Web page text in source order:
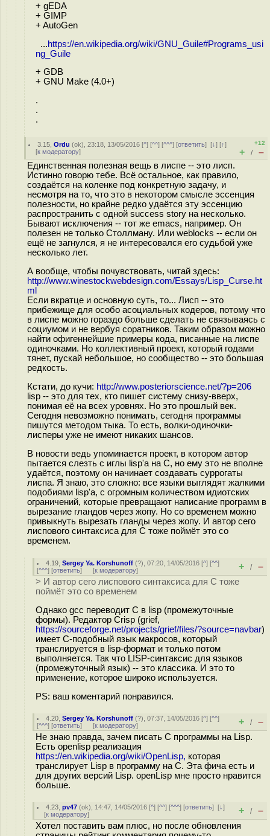
+ gEDA
+ GIMP
+ AutoGen
...https://en.wikipedia.org/wiki/GNU_Guile#Programs_usi
ng_Guile
+ GDB
+ GNU Make (4.0+)
.
.
.
3.15 ,Ordu (ok), 23:18, 13/05/2016 [^] [^^] [^^^] [ответить][↓] [↑]
[к модератору]
+12
+ / –
Единственная полезная вещь в лиспе -- это лисп.
Истинно говорю тебе. Всё остальное, как правило,
создаётся на коленке под конкретную задачу, и
несмотря на то, что это в некотором смысле эссенция
полезности, но крайне редко удаётся эту эссенцию
распространить с одной success story на несколько.
Бывают исключения -- тот же emacs, например. Он
полезен не только Столлману. Или weblocks -- если он
ещё не загнулся, я не интересовался его судьбой уже
несколько лет.
А вообще, чтобы почувствовать, читай здесь:
http://www.winestockwebdesign.com/Essays/Lisp_Curse.ht
ml
Если вкратце и основную суть, то... Лисп -- это
прибежище для особо асоциальных кодеров, потому что
в лиспе можно гораздо больше сделать не связываясь с
социумом и не вербуя соратников. Таким образом можно
найти офигеннейшие примеры кода, писанные на лиспе
одиночками. Но коллективный проект, который годами
тянет, пускай небольшое, но сообщество -- это большая
редкость.
Кстати, до кучи: http://www.posteriorscience.net/?p=206
lisp -- это для тех, кто пишет систему снизу-вверх,
понимая её на всех уровнях. Но это прошлый век.
Сегодня невозможно понимать, сегодня программы
пишутся методом тыка. То есть, волки-одиночки-
лисперы уже не имеют никаких шансов.
В новости ведь упоминается проект, в котором автор
пытается слезть с иглы lisp'а на C, но ему это не вполне
удаётся, поэтому он начинает создавать суррогаты
лиспа. Я знаю, это сложно: все языки выглядят жалкими
подобиями lisp'а, с огромным количеством идиотских
ограничений, которые превращают написание программ в
вырезание гландов через жопу. Но со временем можно
привыкнуть вырезать гланды через жопу. И автор сего
лиспового синтаксиса для C тоже поймёт это со
временем.
4.19 ,Sergey Ya. Korshunoff (?), 07:20, 14/05/2016 [^] [^^]
[^^^] [ответить] [к модератору] + / –
> И автор сего лиспового синтаксиса для C тоже
поймёт это со временем
Однако gcc переводит C в lisp (промежуточные
формы). Редактор Crisp (grief,
https://sourceforge.net/projects/grief/files/?source=navbar)
имеет С-подобный язык макросов, который
транслируется в lisp-формат и только потом
выполняется. Так что LISP-синтаксис для языков
(промежуточный язык) -- это класcика. И это то
применение, которое широко используется.
PS: ваш коментарий понравился.
4.20 ,Sergey Ya. Korshunoff (?), 07:37, 14/05/2016 [^] [^^]
[^^^] [ответить] [к модератору] + / –
Не знаю правда, зачем писать С программы на Lisp.
Есть openlisp реализация
https://en.wikipedia.org/wiki/OpenLisp, которая
транслирует Lisp в программу на C. Эта фича есть и
для других версий Lisp. openLisp мне просто нравится
больше.
4.23 ,pv47 (ok), 14:47, 14/05/2016 [^] [^^] [^^^] [ответить][↓]
[к модератору] + / –
Хотел поставить вам плюс, но после обновления